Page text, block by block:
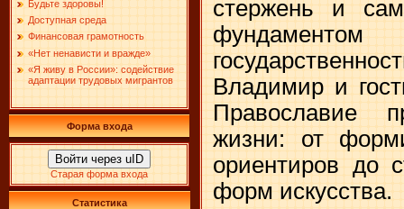
Будьте здоровы!
Доступная среда
Финансовая грамотность
«Нет ненависти и вражде»
«Я живу в России»: содействие
адаптации трудовых мигрантов
Форма входа
Войти через uID
Старая форма входа
Статистика
стержень и
Владимир и
Православие
жизни: от
ориентиров до
форм искусства.